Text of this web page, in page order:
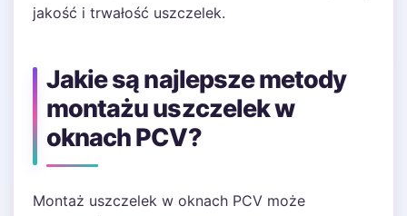
jakość i trwałość uszczelek.
Jakie są najlepsze metody
montażu uszczelek w
oknach PCV?
Montaż uszczelek w oknach PCV może